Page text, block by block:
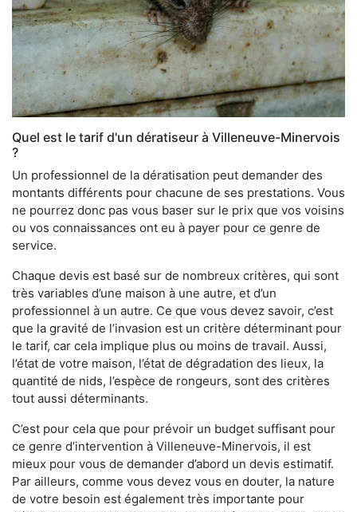
Quel est le tarif d'un dératiseur à Villeneuve-Minervois
?
Un professionnel de la dératisation peut demander des
montants différents pour chacune de ses prestations. Vous
ne pourrez donc pas vous baser sur le prix que vos voisins
ou vos connaissances ont eu à payer pour ce genre de
service.
Chaque devis est basé sur de nombreux critères, qui sont
très variables d’une maison à une autre, et d’un
professionnel à un autre. Ce que vous devez savoir, c’est
que la gravité de l’invasion est un critère déterminant pour
le tarif, car cela implique plus ou moins de travail. Aussi,
l’état de votre maison, l’état de dégradation des lieux, la
quantité de nids, l’espèce de rongeurs, sont des critères
tout aussi déterminants.
C’est pour cela que pour prévoir un budget suffisant pour
ce genre d’intervention à Villeneuve-Minervois, il est
mieux pour vous de demander d’abord un devis estimatif.
Par ailleurs, comme vous devez vous en douter, la nature
de votre besoin est également très importante pour